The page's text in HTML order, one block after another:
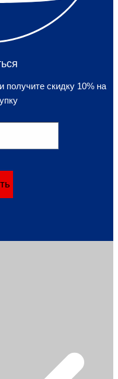
получите скидку 10% на